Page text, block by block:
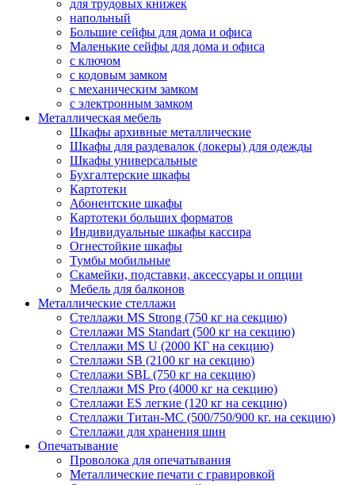
для трудовых книжек
напольный
Большие сейфы для дома и офиса
Маленькие сейфы для дома и офиса
с ключом
с кодовым замком
с механическим замком
с электронным замком
Металлическая мебель
Шкафы архивные металлические
Шкафы для раздевалок (локеры) для одежды
Шкафы универсальные
Бухгалтерские шкафы
Картотеки
Абонентские шкафы
Картотеки больших форматов
Индивидуальные шкафы кассира
Огнестойкие шкафы
Тумбы мобильные
Скамейки, подставки, аксессуары и опции
Мебель для балконов
Металлические стеллажи
Стеллажи MS Strong (750 кг на секцию)
Стеллажи MS Standart (500 кг на секцию)
Стеллажи MS U (2000 КГ на секцию)
Стеллажи SB (2100 кг на секцию)
Стеллажи SBL (750 кг на секцию)
Стеллажи MS Pro (4000 кг на секцию)
Стеллажи ES легкие (120 кг на секцию)
Стеллажи Титан-МС (500/750/900 кг. на секцию)
Стеллажи для хранения шин
Опечатывание
Проволока для опечатывания
Металлические печати с гравировкой